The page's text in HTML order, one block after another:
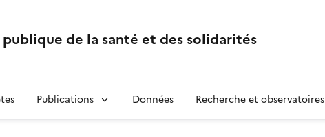
de la santé et des solidarités
Publications Données Recherche et observatoires